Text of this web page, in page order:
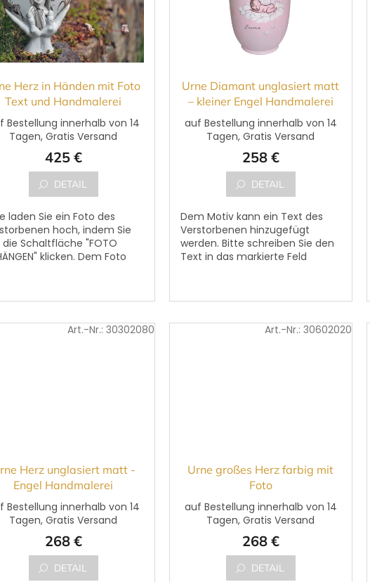
Herz in Händen mit Foto
Text und Handmalerei
Bestellung innerhalb von 14
Tagen, Gratis Versand
425 €
DETAIL
laden Sie ein Foto des
hoch, indem Sie
Schaltfläche "FOTO
klicken. Dem Foto
Urne Diamant unglasiert matt
– kleiner Engel Handmalerei
auf Bestellung innerhalb von 14
Tagen, Gratis Versand
258 €
DETAIL
Dem Motiv kann ein Text des
Verstorbenen hinzugefügt
werden. Bitte schreiben Sie den
Text in das markierte Feld
Herz unglasiert matt -
Engel Handmalerei
Bestellung innerhalb von 14
Tagen, Gratis Versand
268 €
DETAIL
Art.-Nr.: 30302080
Urne großes Herz farbig mit
Foto
auf Bestellung innerhalb von 14
Tagen, Gratis Versand
268 €
DETAIL
Art.-Nr.: 30602020